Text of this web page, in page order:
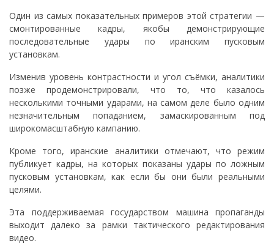
Один из самых показательных примеров этой стратегии —
смонтированные кадры, якобы демонстрирующие
последовательные удары по иранским пусковым
установкам.
Изменив уровень контрастности и угол съёмки, аналитики
позже продемонстрировали, что то, что казалось
несколькими точными ударами, на самом деле было одним
незначительным попаданием, замаскированным под
широкомасштабную кампанию.
Кроме того, иранские аналитики отмечают, что режим
публикует кадры, на которых показаны удары по ложным
пусковым установкам, как если бы они были реальными
целями.
Эта поддерживаемая государством машина пропаганды
выходит далеко за рамки тактического редактирования
видео.